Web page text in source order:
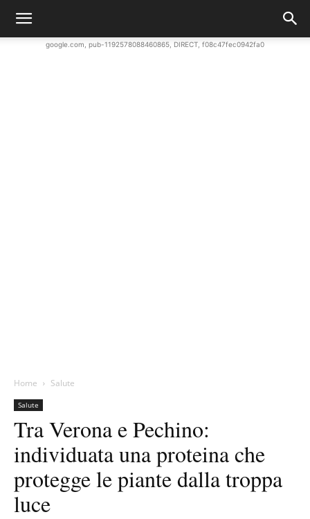
google.com, pub-1192578088460865, DIRECT, f08c47fec0942fa0
Home Salute
Salute
Tra Verona e Pechino:
individuata una proteina che
protegge le piante dalla troppa
luce